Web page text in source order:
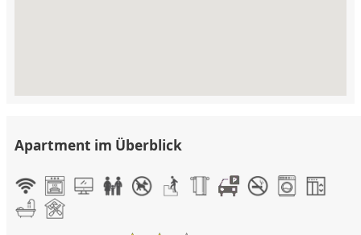
Apartment im Überblick